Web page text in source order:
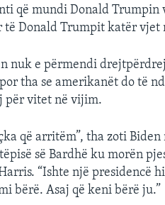
që mundi Donald Trumpin
Donald Trumpit katër vjet
nuk e përmendi
tha se amerikanët do të
për vitet në vijim.
që arritëm”, tha zoti
së Bardhë ku morën
“Ishte një presidencë
bërë. Asaj që keni bërë ju.”